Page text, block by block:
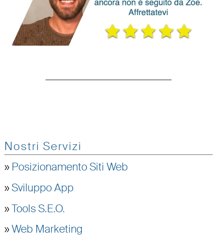
Nostri Servizi
» Posizionamento Siti Web
»Sviluppo App
»Tools S.E.O.
»Web Marketing